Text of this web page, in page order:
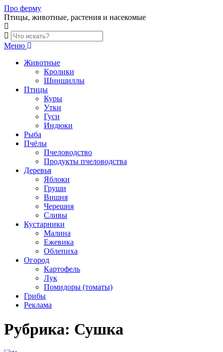
Skip
to
content
Про ферму
Птицы, животные, растения и насекомые
Меню
Животные
Кролики
Шиншиллы
Птицы
Куры
Утки
Гуси
Индюки
Рыба
Пчёлы
Пчеловодство
Продукты пчеловодства
Деревья
Яблоки
Груши
Вишня
Черешня
Сливы
Кустарники
Малина
Ежевика
Облепиха
Огород
Картофель
Лук
Помидоры (томаты)
Грибы
Реклама
Рубрика: Сушка